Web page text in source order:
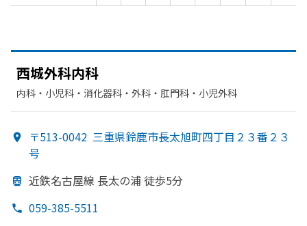
西城外科内科
内科・​小児科・​消化器科・​外科・​肛門科・​小児外科
〒513-0042 三重県鈴鹿市長太旭町四丁目２３番２３
号
近鉄名古屋線 長太の浦 徒歩5分
059-385-5511